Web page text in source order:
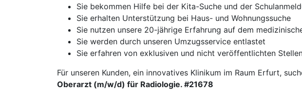
Sie bekommen Hilfe bei der Kita-Suche und der
Sie erhalten Unterstützung bei Haus- und Wohnungssuche
Sie nutzen unsere 20-jährige Erfahrung auf dem
Sie werden durch unseren Umzugsservice entlastet
Sie erfahren von exklusiven und nicht veröffentlichten
Für unseren Kunden, ein innovatives Klinikum im Raum Erfurt,
Oberarzt (m/w/d) für Radiologie. #21678